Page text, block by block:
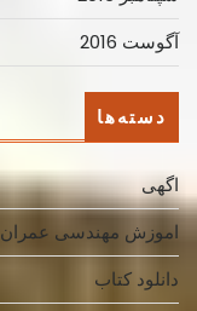
آگوست 2016
دسته‌ها
اگهی
اموزش مهندسی عمران
دانلود کتاب